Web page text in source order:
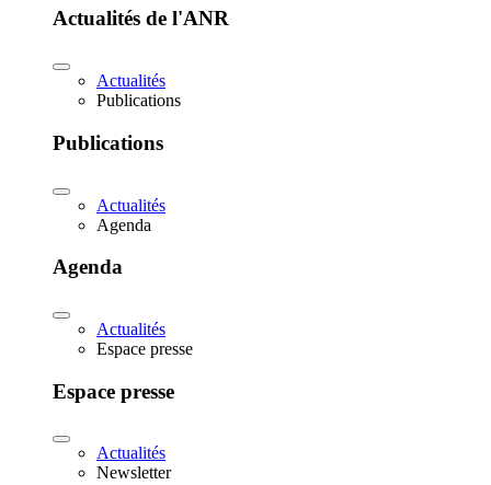
Actualités de l'ANR
Actualités
Publications
Publications
Actualités
Agenda
Agenda
Actualités
Espace presse
Espace presse
Actualités
Newsletter